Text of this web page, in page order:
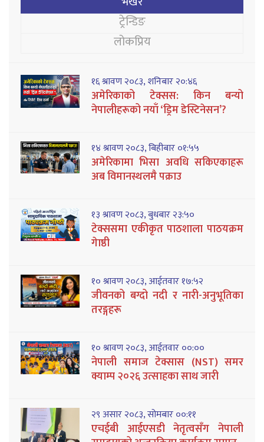
ट्रेन्डिङ
लोकप्रिय
१६ श्रावण २०८३, शनिबार २०:४६
अमेरिकाको टेक्सस: किन बन्यो
नेपालीहरूको नयाँ ‘ड्रिम डेस्टिनेसन’?
१४ श्रावण २०८३, बिहीबार ०१:५५
अमेरिकामा भिसा अवधि सकिएकाहरू
अब विमानस्थलमै पक्राउ
१३ श्रावण २०८३, बुधबार २३:५०
टेक्ससमा एकीकृत पाठशाला पाठयक्रम
गेाष्ठी
१० श्रावण २०८३, आईतवार १७:५२
जीवनको बग्दो नदी र नारी-अनुभूतिका
तरङ्गहरू
१० श्रावण २०८३, आईतवार ००:००
नेपाली समाज टेक्सास (NST) समर
क्याम्प २०२६ उत्साहका साथ जारी
२९ असार २०८३, सोमबार ००:११
एचईबी आईएसडी नेतृत्वसँग नेपाली